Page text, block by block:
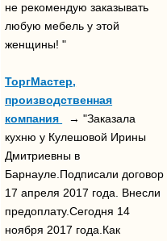
не рекомендую заказывать
любую мебель у этой
женщины! "
ТоргМастер,
производственная
компания
→ "Заказала
кухню у Кулешовой Ирины
Дмитриевны в
Барнауле.Подписали договор
17 апреля 2017 года. Внесли
предоплату.Сегодня 14
ноября 2017 года.Как